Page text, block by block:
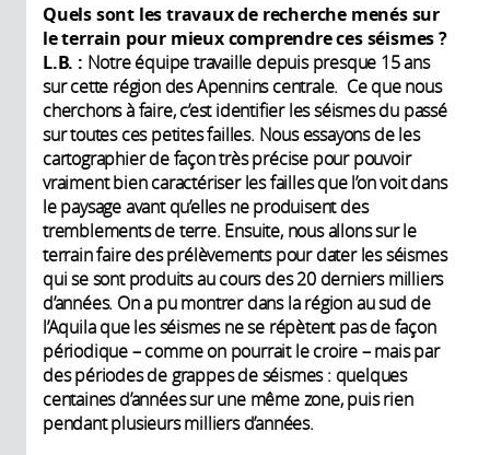
Quels sont les travaux de recherche menés sur
le terrain pour mieux comprendre ces séismes?
L.B. : Notre équipe travaille depuis presque 15 ans
sur cette région des Apennins centrale. Ce que nous
cherchons à faire, c’est identifier les séismes du passé
sur toutes ces petites failles. Nous essayons de les
cartographier de façon très précise pour pouvoir
vraiment bien caractériser les failles que l’on voit dans
le paysage avant qu’elles ne produisent des
tremblements de terre. Ensuite, nous allons sur le
terrain faire des prélèvements pour dater les séismes
qui se sont produits au cours des 20 derniers milliers
d’années. On a pu montrer dans la région au sud de
l’Aquila que les séismes ne se répètent pas de façon
périodique – comme on pourrait le croire – mais par
des périodes de grappes de séismes : quelques
centaines d’années sur une même zone, puis rien
pendant plusieurs milliers d’années.